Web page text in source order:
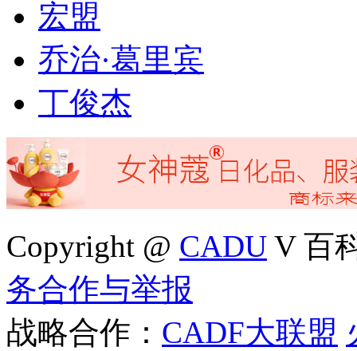
宏盟
乔治·葛里宾
丁俊杰
Copyright @ CADU V 百
务合作与举报
战略合作： CADF大联盟